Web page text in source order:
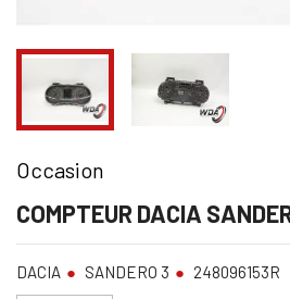
Occasion
COMPTEUR DACIA
DACIA SANDERO 3 248096153R